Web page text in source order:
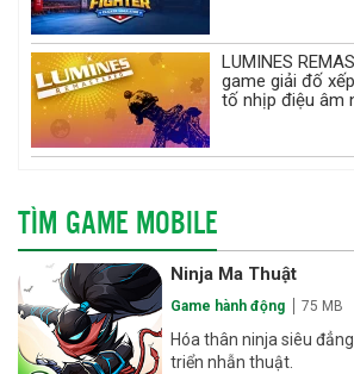
LUMINES
game giải đố
tố nhịp điệu âm
TÌM GAME MOBILE
Ninja Ma Thuật
Game hành động 75 MB
Hóa thân ninja siêu
triển nhẫn thuật.